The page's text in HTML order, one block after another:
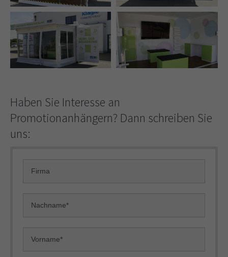
Haben Sie Interesse an
Promotionanhängern? Dann schreiben Sie
uns: